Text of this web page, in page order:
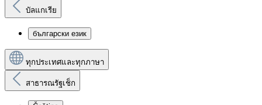
บัลแกเรีย
български език
ทุกประเทศและทุกภาษา
สาธารณรัฐเช็ก